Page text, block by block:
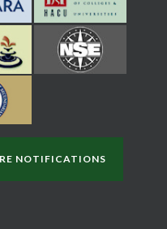
NOTIFICATIONS